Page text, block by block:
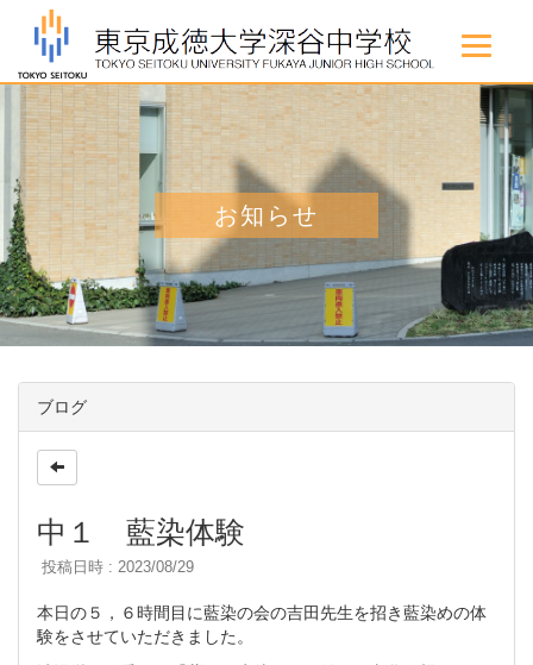
お知らせ
ブログ
中１ 藍染体験
投稿日時 : 2023/08/29
本日の５，６時間目に藍染の会の吉田先生を招き藍染めの体
験をさせていただきました。